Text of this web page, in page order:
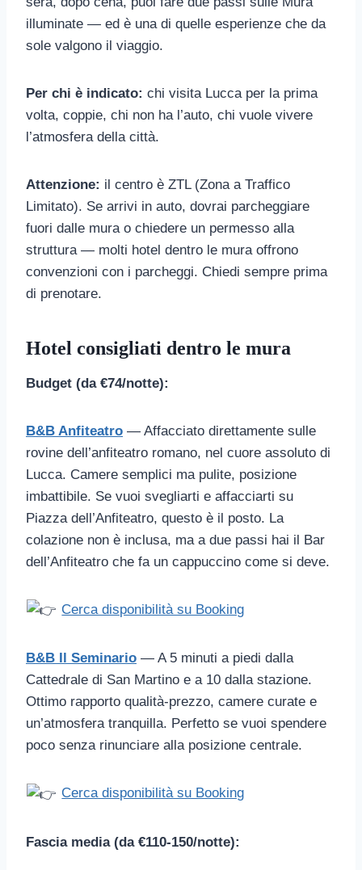
illuminate — ed è una di quelle esperienze che da
sole valgono il viaggio.
Per chi è indicato: chi visita Lucca per la prima
volta, coppie, chi non ha l’auto, chi vuole vivere
l’atmosfera della città.
Attenzione: il centro è ZTL (Zona a Traffico
Limitato). Se arrivi in auto, dovrai parcheggiare
fuori dalle mura o chiedere un permesso alla
struttura — molti hotel dentro le mura offrono
convenzioni con i parcheggi. Chiedi sempre prima
di prenotare.
Hotel consigliati dentro le mura
Budget (da €74/notte):
B&B Anfiteatro — Affacciato direttamente sulle
rovine dell’anfiteatro romano, nel cuore assoluto di
Lucca. Camere semplici ma pulite, posizione
imbattibile. Se vuoi svegliarti e affacciarti su
Piazza dell’Anfiteatro, questo è il posto. La
colazione non è inclusa, ma a due passi hai il Bar
dell’Anfiteatro che fa un cappuccino come si deve.
Cerca disponibilità su Booking
B&B Il Seminario — A 5 minuti a piedi dalla
Cattedrale di San Martino e a 10 dalla stazione.
Ottimo rapporto qualità-prezzo, camere curate e
un’atmosfera tranquilla. Perfetto se vuoi spendere
poco senza rinunciare alla posizione centrale.
Cerca disponibilità su Booking
Fascia media (da €110-150/notte):